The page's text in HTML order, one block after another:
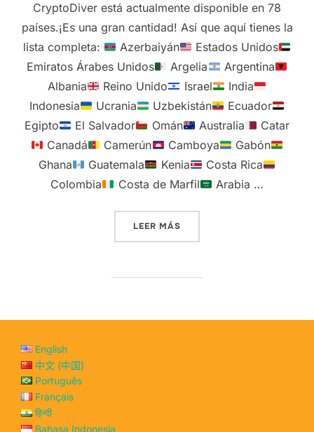
CryptoDiver está actualmente disponible en 78
países.¡Es una gran cantidad! Así que aquí tienes la
lista completa:
Azerbaiyán
Estados Unidos
Emiratos Árabes Unidos
Argelia
Argentina
Albania
Reino Unido Israel
India
Indonesia
Ucrania Uzbekistán
Ecuador
Egipto
El Salvador Omán Australia
Catar
Canadá
Camerún Camboya
Gabón
Ghana
Guatemala Kenia
Costa Rica
Colombia
Costa de Marfil Arabia …
LEER MÁS
English
中文 (中国)
Português
Français
हिन्दी
Bahasa Indonesia